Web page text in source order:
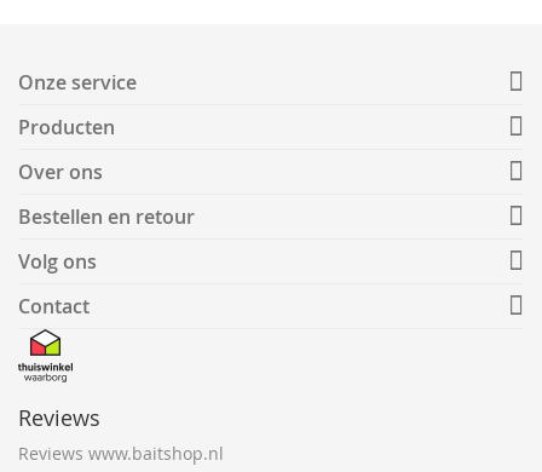
Onze service
Producten
Over ons
Bestellen en retour
Volg ons
Contact
Reviews
Reviews www.baitshop.nl